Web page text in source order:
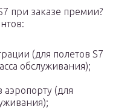
при заказе премии?
(для полетов S7
обслуживания);
аэропорту (для